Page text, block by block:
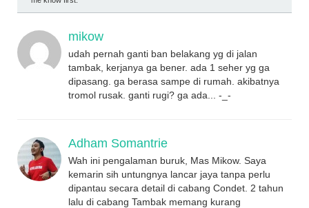
mikow
udah pernah ganti ban belakang yg di jalan
tambak, kerjanya ga bener. ada 1 seher yg ga
dipasang. ga berasa sampe di rumah. akibatnya
tromol rusak. ganti rugi? ga ada... -_-
Adham Somantrie
Wah ini pengalaman buruk, Mas Mikow. Saya
kemarin sih untungnya lancar jaya tanpa perlu
dipantau secara detail di cabang Condet. 2 tahun
lalu di cabang Tambak memang kurang